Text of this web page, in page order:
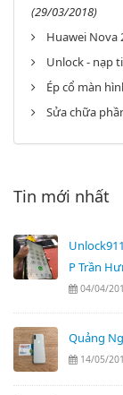
(29/03/2018)
Huawei Nova
Unlock - nạp
Ép cổ màn
Sửa chữa
Tin mới nhất
P Trần
04/04/
Quảng
14/05/